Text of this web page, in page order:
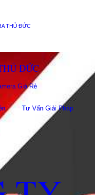
THỦ ĐỨC
ĐỨC
Giá Rẻ
Tư Vấn Giải Pháp